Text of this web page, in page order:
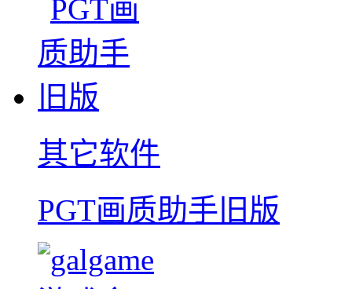
其它软件
PGT画质助手旧版